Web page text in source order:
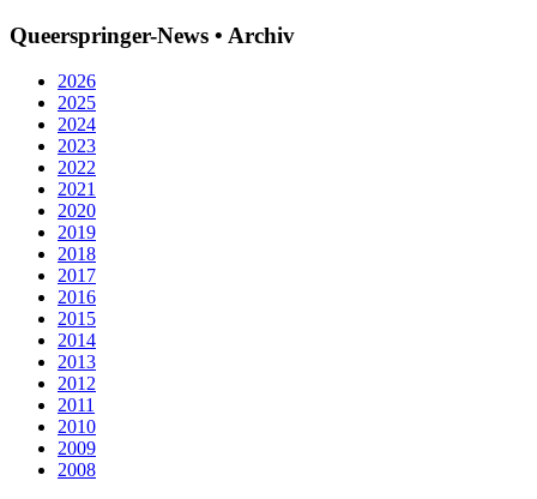
Queerspringer-News • Archiv
2026
2025
2024
2023
2022
2021
2020
2019
2018
2017
2016
2015
2014
2013
2012
2011
2010
2009
2008